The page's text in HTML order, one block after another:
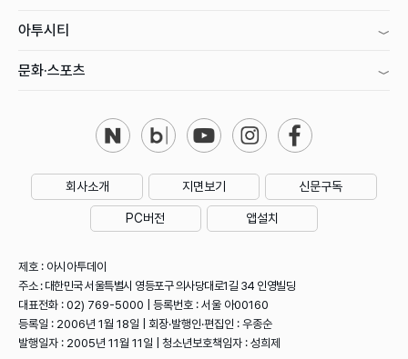
아투시티
문화·스포츠
회사소개 지면보기 신문구독
PC버전 앱설치
제호 : 아시아투데이
주소 : 대한민국 서울특별시 영등포구 의사당대로1길 34 인영빌딩
대표전화 : 02) 769-5000 | 등록번호 : 서울 아00160
등록일 : 2006년 1월 18일 | 회장·발행인·편집인 : 우종순
발행일자 : 2005년 11월 11일 | 청소년보호책임자 : 성희제